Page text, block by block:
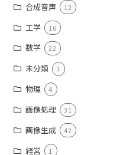
合成音声 12
工学 16
数学 22
未分類 1
物理 4
画像処理 31
画像生成 42
経営 1